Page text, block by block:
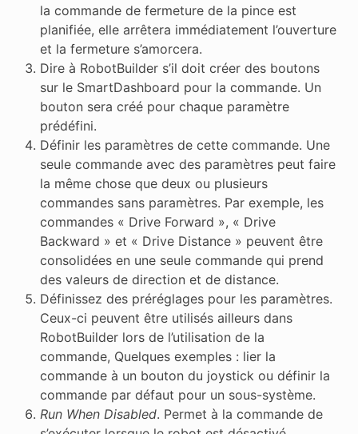
la commande de fermeture de la pince est
planifiée, elle arrêtera immédiatement l’ouverture
et la fermeture s’amorcera.
Dire à RobotBuilder s’il doit créer des boutons
sur le SmartDashboard pour la commande. Un
bouton sera créé pour chaque paramètre
prédéfini.
Définir les paramètres de cette commande. Une
seule commande avec des paramètres peut faire
la même chose que deux ou plusieurs
commandes sans paramètres. Par exemple, les
commandes « Drive Forward », « Drive
Backward » et « Drive Distance » peuvent être
consolidées en une seule commande qui prend
des valeurs de direction et de distance.
Définissez des préréglages pour les paramètres.
Ceux-ci peuvent être utilisés ailleurs dans
RobotBuilder lors de l’utilisation de la
commande, Quelques exemples : lier la
commande à un bouton du joystick ou définir la
commande par défaut pour un sous-système.
Run When Disabled. Permet à la commande de